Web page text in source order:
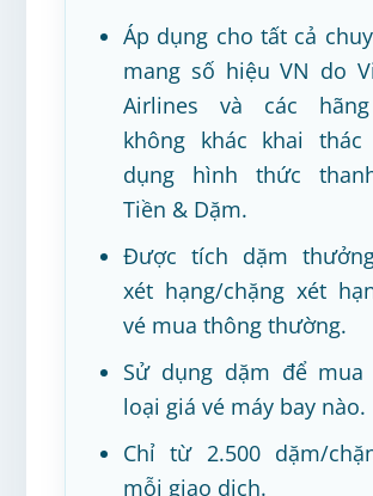
Áp dụng cho tất cả
mang số hiệu VN do
Airlines và các
không khác khai
dụng hình thức
Tiền & Dặm.
Được tích dặm
xét hạng/chặng xét
vé mua thông thường.
Sử dụng dặm để mua
loại giá vé máy bay nào.
Chỉ từ 2.500 dặm/
mỗi giao dịch.